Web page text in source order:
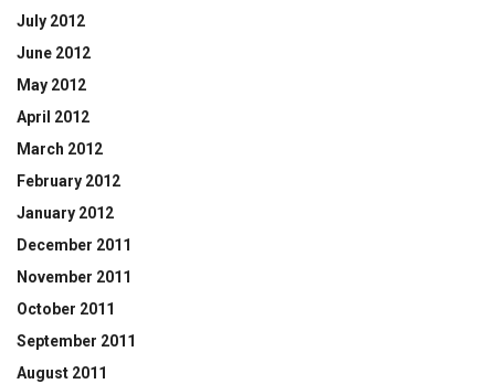
July 2012
June 2012
May 2012
April 2012
March 2012
February 2012
January 2012
December 2011
November 2011
October 2011
September 2011
August 2011